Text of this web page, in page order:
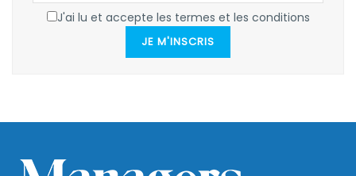
J'ai lu et accepte les termes et les conditions
JE M'INSCRIS